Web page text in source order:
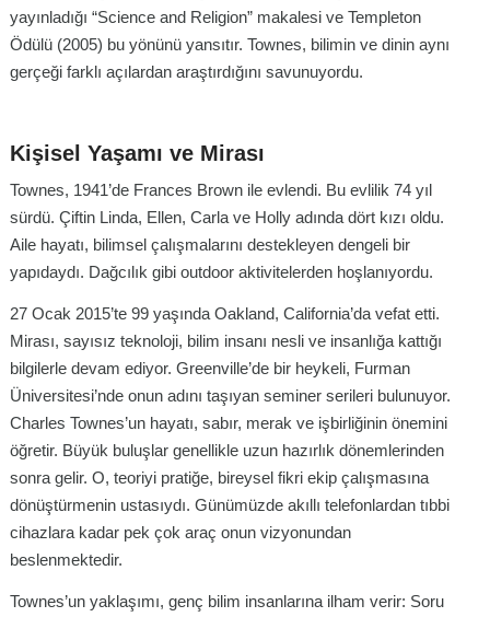
yayınladığı “Science and Religion” makalesi ve Templeton
Ödülü (2005) bu yönünü yansıtır. Townes, bilimin ve dinin aynı
gerçeği farklı açılardan araştırdığını savunuyordu.
Kişisel Yaşamı ve Mirası
Townes, 1941’de Frances Brown ile evlendi. Bu evlilik 74 yıl
sürdü. Çiftin Linda, Ellen, Carla ve Holly adında dört kızı oldu.
Aile hayatı, bilimsel çalışmalarını destekleyen dengeli bir
yapıdaydı. Dağcılık gibi outdoor aktivitelerden hoşlanıyordu.
27 Ocak 2015’te 99 yaşında Oakland, California’da vefat etti.
Mirası, sayısız teknoloji, bilim insanı nesli ve insanlığa kattığı
bilgilerle devam ediyor. Greenville’de bir heykeli, Furman
Üniversitesi’nde onun adını taşıyan seminer serileri bulunuyor.
Charles Townes’un hayatı, sabır, merak ve işbirliğinin önemini
öğretir. Büyük buluşlar genellikle uzun hazırlık dönemlerinden
sonra gelir. O, teoriyi pratiğe, bireysel fikri ekip çalışmasına
dönüştürmenin ustasıydı. Günümüzde akıllı telefonlardan tıbbi
cihazlara kadar pek çok araç onun vizyonundan
beslenmektedir.
Townes’un yaklaşımı, genç bilim insanlarına ilham verir: Soru